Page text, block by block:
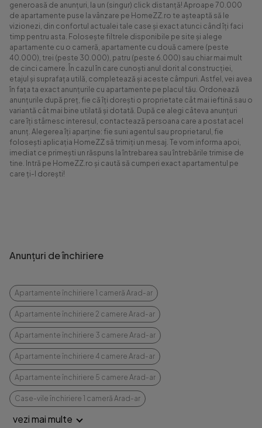
generoasă de anunțuri, la un (singur) click distanță! Aproape 70.000
de apartamente puse la vânzare pe HomeZZ.ro te așteaptă să le
vizionezi, din confortul actualei tale case și exact atunci când îți faci
timp pentru asta. Folosește filtrele disponibile pe site și alege
apartamente cu o cameră, apartamente cu două camere (peste
40.000), trei (peste 30.000), patru (peste 6.000) sau chiar mai mult
de cinci camere. În cazul în care cunoști anul dorit al construcției,
etajul și suprafața utilă, completează și aceste câmpuri. Astfel, vei avea
în fața ta exact anunțurile cu apartamente pe placul tău. Ordonează
anunțurile după preț, fie că îți dorești o proprietate cât mai ieftină sau o
variantă cât mai bine utilată și dotată. După ce alegi câteva anunțuri
care îți stârnesc interesul, contactează persoana care a postat acel
anunț. Alegerea îți aparține: fie suni agentul sau proprietarul, fie
folosești aplicația HomeZZ să trimiți un mesaj. Te vom informa apoi,
imediat ce primești un răspuns la întrebarea sau întrebările trimise de
tine. Intră pe HomeZZ.ro și caută să cumperi exact apartamentul pe
care ți-l dorești!
Anunțuri de închiriere
Apartamente închiriere 1 cameră Arad-ar
Apartamente închiriere 2 camere Arad-ar
Apartamente închiriere 3 camere Arad-ar
Apartamente închiriere 4 camere Arad-ar
Apartamente închiriere 5 camere Arad-ar
Case-vile închiriere 1 cameră Arad-ar
vezi mai multe